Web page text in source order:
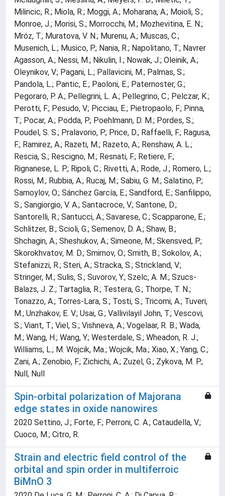
Milincic, R.; Miola, R.; Moggi, A.; Moharana, A.; Moioli, S.;
Monroe, J.; Morisi, S.; Morrocchi, M.; Mozhevitina, E. N.;
Mróz, T.; Muratova, V. N.; Murenu, A.; Muscas, C.;
Musenich, L.; Musico, P.; Nania, R.; Napolitano, T.; Navrer
Agasson, A.; Nessi, M.; Nikulin, I.; Nowak, J.; Oleinik, A.;
Oleynikov, V.; Pagani, L.; Pallavicini, M.; Palmas, S.;
Pandola, L.; Pantic, E.; Paoloni, E.; Paternoster, G.;
Pegoraro, P. A.; Pellegrini, L. A.; Pellegrino, C.; Pelczar, K.;
Perotti, F.; Pesudo, V.; Picciau, E.; Pietropaolo, F.; Pinna,
T.; Pocar, A.; Podda, P.; Poehlmann, D. M.; Pordes, S.;
Poudel, S. S.; Pralavorio, P.; Price, D.; Raffaelli, F.; Ragusa,
F.; Ramirez, A.; Razeti, M.; Razeto, A.; Renshaw, A. L.;
Rescia, S.; Rescigno, M.; Resnati, F.; Retiere, F.;
Rignanese, L. P.; Ripoli, C.; Rivetti, A.; Rode, J.; Romero, L.;
Rossi, M.; Rubbia, A.; Rucaj, M.; Sabiu, G. M.; Salatino, P.;
Samoylov, O.; Sánchez García, E.; Sandford, E.; Sanfilippo,
S.; Sangiorgio, V. A.; Santacroce, V.; Santone, D.;
Santorelli, R.; Santucci, A.; Savarese, C.; Scapparone, E.;
Schlitzer, B.; Scioli, G.; Semenov, D. A.; Shaw, B.;
Shchagin, A.; Sheshukov, A.; Simeone, M.; Skensved, P.;
Skorokhvatov, M. D.; Smirnov, O.; Smith, B.; Sokolov, A.;
Stefanizzi, R.; Steri, A.; Stracka, S.; Strickland, V.;
Stringer, M.; Sulis, S.; Suvorov, Y.; Szelc, A. M.; Szucs-
Balazs, J. Z.; Tartaglia, R.; Testera, G.; Thorpe, T. N.;
Tonazzo, A.; Torres-Lara, S.; Tosti, S.; Tricomi, A.; Tuveri,
M.; Unzhakov, E. V.; Usai, G.; Vallivilayil John, T.; Vescovi,
S.; Viant, T.; Viel, S.; Vishneva, A.; Vogelaar, R. B.; Wada,
M.; Wang, H.; Wang, Y.; Westerdale, S.; Wheadon, R. J.;
Williams, L.; M. Wojcik, Ma.; Wojcik, Ma.; Xiao, X.; Yang, C.;
Zani, A.; Zenobio, F.; Zichichi, A.; Zuzel, G.; Zykova, M. P.;
Null, Null
Spin-orbital polarization of Majorana
edge states in oxide nanowires
2020 Settino, J.; Forte, F.; Perroni, C. A.; Cataudella, V.;
Cuoco, M.; Citro, R.
Strain and electric field control of the
orbital and spin order in multiferroic
BiMnO 3